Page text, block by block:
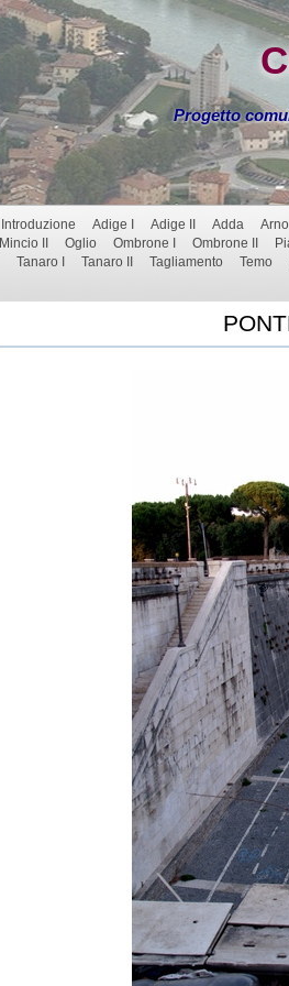
Progetto
Introduzione Adige I Adige II Adda Arno I
Mincio II
Oglio Ombrone I Ombrone II
Tanaro I
Tanaro II Tagliamento Temo